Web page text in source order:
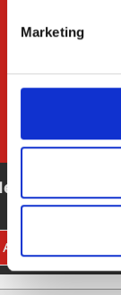
Marketing
Alle Produkte